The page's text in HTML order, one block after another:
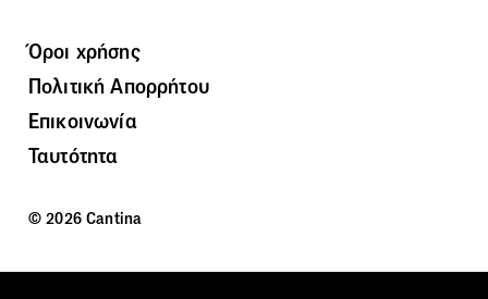
Όροι χρήσης
Πολιτική Απορρήτου
Επικοινωνία
Ταυτότητα
© 2026 Cantina